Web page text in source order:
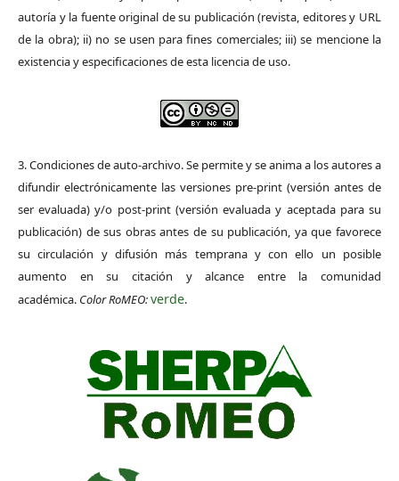
autoría y la fuente original de su publicación (revista, editores y URL
de la obra); ii) no se usen para fines comerciales; iii) se mencione la
existencia y especificaciones de esta licencia de uso.
3. Condiciones de auto-archivo. Se permite y se anima a los autores a
difundir electrónicamente las versiones pre-print (versión antes de
ser evaluada) y/o post-print (versión evaluada y aceptada para su
publicación) de sus obras antes de su publicación, ya que favorece
su circulación y difusión más temprana y con ello un posible
aumento en su citación y alcance entre la comunidad
académica. Color RoMEO:verde.